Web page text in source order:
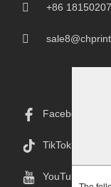
+86
Facebook
TikTok
YouTube